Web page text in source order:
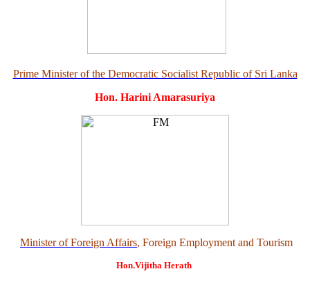
Prime Minister of the Democratic Socialist Republic of Sri Lanka
Hon. Harini Amarasuriya
Minister of Foreign Affairs, Foreign Employment and Tourism
Hon.Vijitha Herath